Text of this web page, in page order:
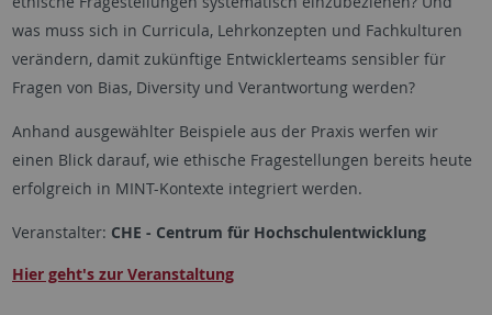
was muss sich in Curricula, Lehrkonzepten und Fachkulturen
verändern, damit zukünftige Entwicklerteams sensibler für
Fragen von Bias, Diversity und Verantwortung werden?
Anhand ausgewählter Beispiele aus der Praxis werfen wir
einen Blick darauf, wie ethische Fragestellungen bereits heute
erfolgreich in MINT-Kontexte integriert werden.
Veranstalter: CHE - Centrum für Hochschulentwicklung
Hier geht's zur Veranstaltung